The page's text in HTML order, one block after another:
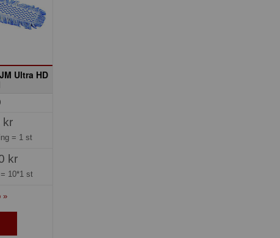
Ultra HD
kr
= 1 st
kr
10*1 st
»